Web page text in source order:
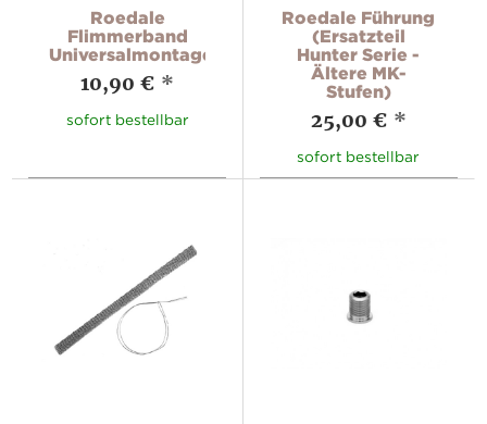
Roedale
Flimmerband
Universalmontage
10,90 € *
sofort bestellbar
Roedale Führung
(Ersatzteil
Hunter Serie -
Ältere MK-
Stufen)
25,00 € *
sofort bestellbar